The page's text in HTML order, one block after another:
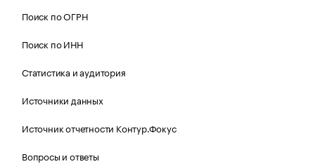
Поиск по ОГРН
Поиск по ИНН
Статистика и аудитория
Источники данных
Источник отчетности Контур.Фокус
Вопросы и ответы